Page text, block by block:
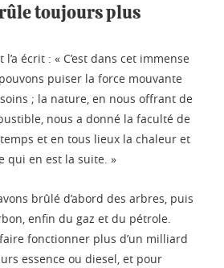
toujours plus
écrit : « C’est dans cet immense
puiser la force mouvante
; la nature, en nous offrant de
nous a donné la faculté de
et en tous lieux la chaleur et
qui en est la suite. »
brûlé d’abord des arbres, puis
enfin du gaz et du pétrole.
fonctionner plus d’un milliard
essence ou diesel, et pour